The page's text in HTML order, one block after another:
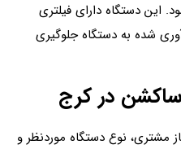
دستگاه دارای فیلتری
شده به دستگاه جلوگیری
ساکشن در کرج
مشتری، نوع دستگاه موردنظر و